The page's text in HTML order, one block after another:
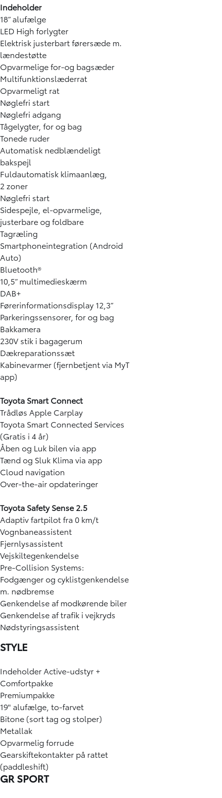
Indeholder
18” alufælge
LED High forlygter
Elektrisk justerbart førersæde m.
lændestøtte
Opvarmelige for-og bagsæder
Multifunktionslæderrat
Opvarmeligt rat
Nøglefri start
Nøglefri adgang
Tågelygter, for og bag
Tonede ruder
Automatisk nedblændeligt
bakspejl
Fuldautomatisk klimaanlæg,
2 zoner
Nøglefri start
Sidespejle, el-opvarmelige,
justerbare og foldbare
Tagræling
Smartphoneintegration (Android
Auto)
Bluetooth®
10,5” multimedieskærm
DAB+
Førerinformationsdisplay 12,3”
Parkeringssensorer, for og bag
Bakkamera
230V stik i bagagerum
Dækreparationssæt
Kabinevarmer (fjernbetjent via MyT
app)
Toyota Smart Connect
Trådløs Apple Carplay
Toyota Smart Connected Services
(Gratis i 4 år)
Åben og Luk bilen via app
Tænd og Sluk Klima via app
Cloud navigation
Over-the-air opdateringer
Toyota Safety Sense 2.5
Adaptiv fartpilot fra 0 km/t
Vognbaneassistent
Fjernlysassistent
Vejskiltegenkendelse
Pre-Collision Systems:
Fodgænger og cyklistgenkendelse
m. nødbremse
Genkendelse af modkørende biler
Genkendelse af trafik i vejkryds
Nødstyringsassistent
STYLE
Indeholder Active-udstyr +
Comfortpakke
Premiumpakke
19" alufælge, to-farvet
Bitone (sort tag og stolper)
Metallak
Opvarmelig forrude
Gearskiftekontakter på rattet
(paddleshift)
GR SPORT